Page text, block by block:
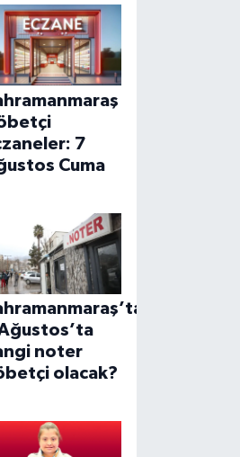
7
Cuma
noter
olacak?